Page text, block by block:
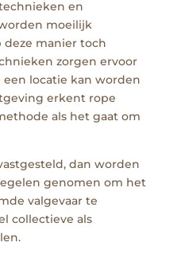
en
moeilijk
manier toch
zorgen ervoor
locatie kan worden
erkent rope
als het gaat om
dan worden
genomen om het
valgevaar te
collectieve als